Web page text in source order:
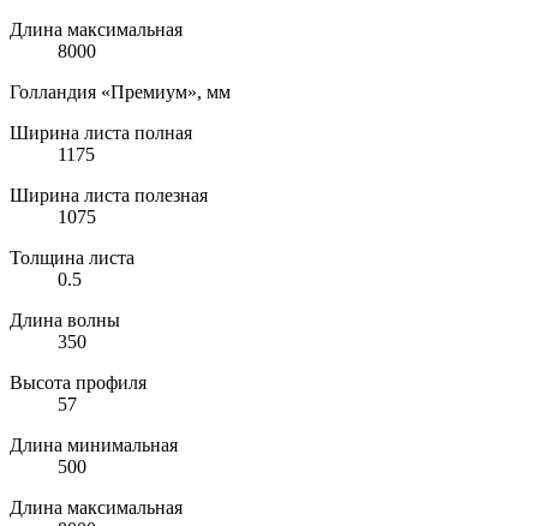
Длина максимальная
8000
Голландия «Премиум», мм
Ширина листа полная
1175
Ширина листа полезная
1075
Толщина листа
0.5
Длина волны
350
Высота профиля
57
Длина минимальная
500
Длина максимальная